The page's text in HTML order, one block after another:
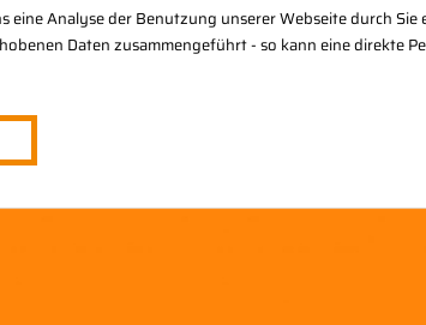
eine Analyse der Benutzung unserer Webseite durch
Daten zusammengeführt - so kann eine direkte
Regional